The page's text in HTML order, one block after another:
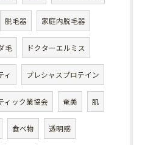
脱毛器 家庭内脱毛器
毛 ドクターエルミス
ィ プレシャスプロテイン
ィック業協会 奄美 肌
食べ物 透明感